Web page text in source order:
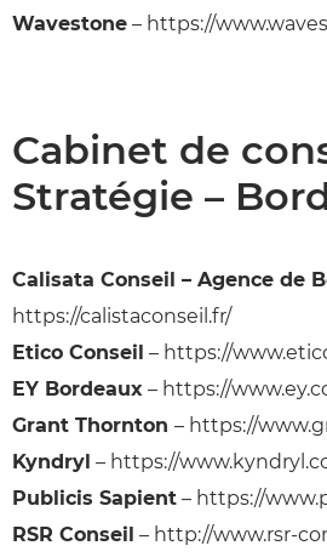
Wavestone – https://
Cabinet de
Stratégie –
Calisata Conseil – Agence de
https://calistaconseil.fr/
Etico Conseil – https://
EY Bordeaux – https://
Grant Thornton – https://
Kyndryl – https://
Publicis Sapient – https://
RSR Conseil – http://www.rsr-